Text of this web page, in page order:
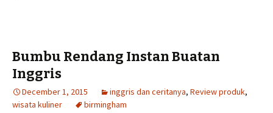
Bumbu Rendang Instan Buatan
Inggris
December 1, 2015 inggris dan ceritanya, Review produk,
wisata kuliner
birmingham